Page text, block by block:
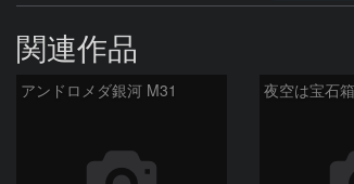
関連作品
アンドロメダ銀河 M31